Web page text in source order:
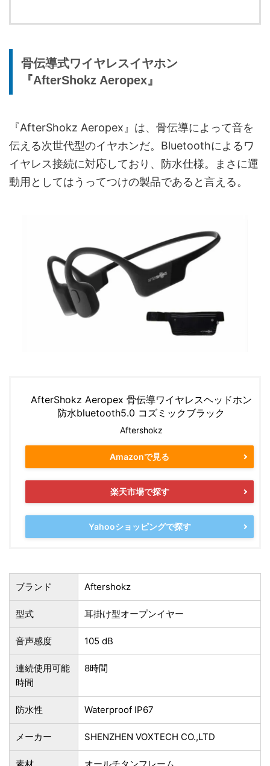
骨伝導式ワイヤレスイヤホン
『AfterShokz Aeropex』
『AfterShokz Aeropex』は、骨伝導によって音を
伝える次世代型のイヤホンだ。Bluetoothによるワ
イヤレス接続に対応しており、防水仕様。まさに運
動用としてはうってつけの製品であると言える。
AfterShokz Aeropex 骨伝導ワイヤレスヘッドホン
防水bluetooth5.0 コズミックブラック
Aftershokz
Amazonで見る
楽天市場で探す
Yahooショッピングで探す
ブランド Aftershokz
型式 耳掛け型オープンイヤー
音声感度 105 dB
連続使用可能
時間
8時間
防水性 Waterproof IP67
メーカー SHENZHEN VOXTECH CO.,LTD